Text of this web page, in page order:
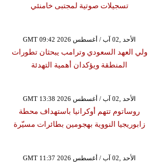
تسجيلات صوتية لمجتبى خامنئي
GMT 09:42 2026 الأحد ,02 آب / أغسطس
ولي العهد السعودي وترامب يبحثان تطورات
المنطقة ويؤكدان أهمية التهدئة
GMT 13:38 2026 الأحد ,02 آب / أغسطس
روساتوم تتهم أوكرانيا باستهداف محطة
زابوريجيا النووية بهجومين بطائرات مسيّرة
GMT 11:37 2026 الأحد ,02 آب / أغسطس